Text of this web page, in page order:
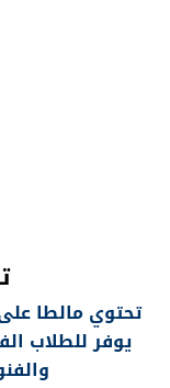
تحتوي مالطا
يوفر للطلاب